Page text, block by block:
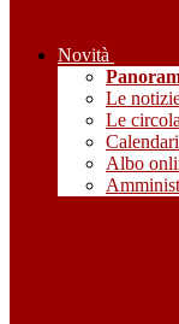
Novità
Le
Le
Albo